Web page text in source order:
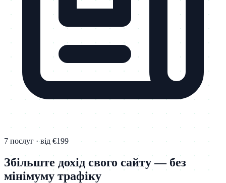
7 послуг · від €199
Збільште дохід свого сайту — без
мінімуму трафіку